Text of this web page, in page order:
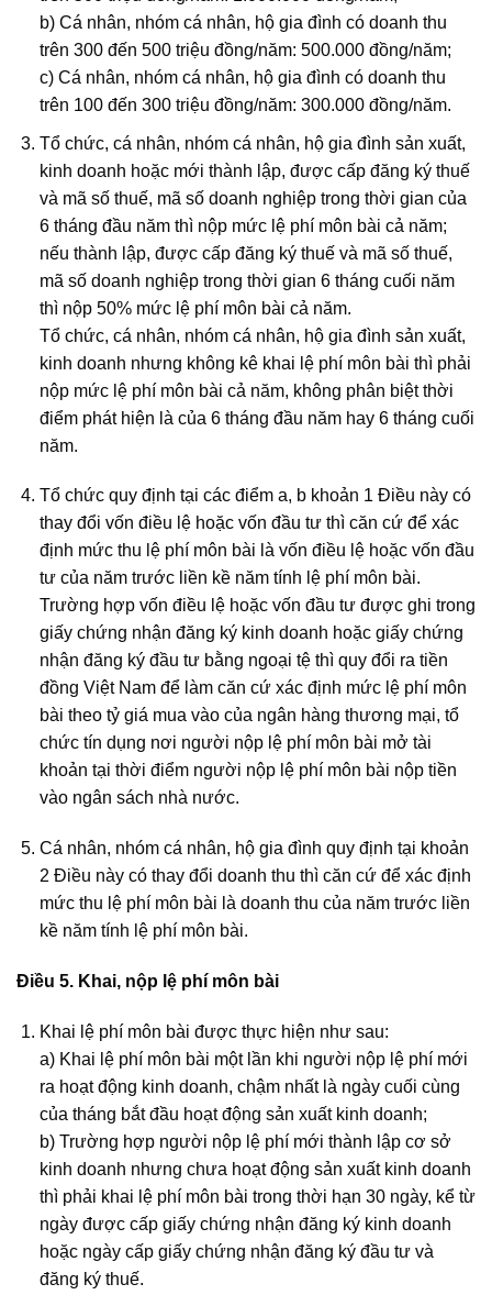
b) Cá nhân, nhóm cá nhân, hộ gia đình có doanh thu
trên 300 đến 500 triệu đồng/năm: 500.000 đồng/năm;
c) Cá nhân, nhóm cá nhân, hộ gia đình có doanh thu
trên 100 đến 300 triệu đồng/năm: 300.000 đồng/năm.
Tổ chức, cá nhân, nhóm cá nhân, hộ gia đình sản xuất,
kinh doanh hoặc mới thành lập, được cấp đăng ký thuế
và mã số thuế, mã số doanh nghiệp trong thời gian của
6 tháng đầu năm thì nộp mức lệ phí môn bài cả năm;
nếu thành lập, được cấp đăng ký thuế và mã số thuế,
mã số doanh nghiệp trong thời gian 6 tháng cuối năm
thì nộp 50% mức lệ phí môn bài cả năm.
Tổ chức, cá nhân, nhóm cá nhân, hộ gia đình sản xuất,
kinh doanh nhưng không kê khai lệ phí môn bài thì phải
nộp mức lệ phí môn bài cả năm, không phân biệt thời
điểm phát hiện là của 6 tháng đầu năm hay 6 tháng cuối
năm.
Tổ chức quy định tại các điểm a, b khoản 1 Điều này có
thay đổi vốn điều lệ hoặc vốn đầu tư thì căn cứ để xác
định mức thu lệ phí môn bài là vốn điều lệ hoặc vốn đầu
tư của năm trước liền kề năm tính lệ phí môn bài.
Trường hợp vốn điều lệ hoặc vốn đầu tư được ghi trong
giấy chứng nhận đăng ký kinh doanh hoặc giấy chứng
nhận đăng ký đầu tư bằng ngoại tệ thì quy đổi ra tiền
đồng Việt Nam để làm căn cứ xác định mức lệ phí môn
bài theo tỷ giá mua vào của ngân hàng thương mại, tổ
chức tín dụng nơi người nộp lệ phí môn bài mở tài
khoản tại thời điểm người nộp lệ phí môn bài nộp tiền
vào ngân sách nhà nước.
Cá nhân, nhóm cá nhân, hộ gia đình quy định tại khoản
2 Điều này có thay đổi doanh thu thì căn cứ để xác định
mức thu lệ phí môn bài là doanh thu của năm trước liền
kề năm tính lệ phí môn bài.
Điều 5. Khai, nộp lệ phí môn bài
Khai lệ phí môn bài được thực hiện như sau:
a) Khai lệ phí môn bài một lần khi người nộp lệ phí mới
ra hoạt động kinh doanh, chậm nhất là ngày cuối cùng
của tháng bắt đầu hoạt động sản xuất kinh doanh;
b) Trường hợp người nộp lệ phí mới thành lập cơ sở
kinh doanh nhưng chưa hoạt động sản xuất kinh doanh
thì phải khai lệ phí môn bài trong thời hạn 30 ngày, kể từ
ngày được cấp giấy chứng nhận đăng ký kinh doanh
hoặc ngày cấp giấy chứng nhận đăng ký đầu tư và
đăng ký thuế.